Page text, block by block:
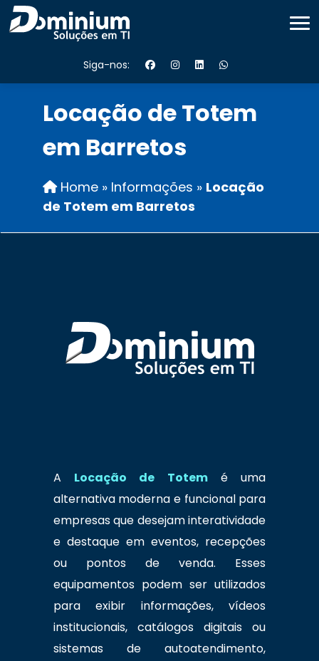
Siga-nos:
Locação de Totem
em Barretos
Home» Informações » Locação
de Totem em Barretos
A Locação de Totemé uma
alternativa moderna e funcional para
empresas que desejam interatividade
e destaque em eventos, recepções
ou pontos de venda. Esses
equipamentos podem ser utilizados
para exibir informações, vídeos
institucionais, catálogos digitais ou
sistemas de autoatendimento,